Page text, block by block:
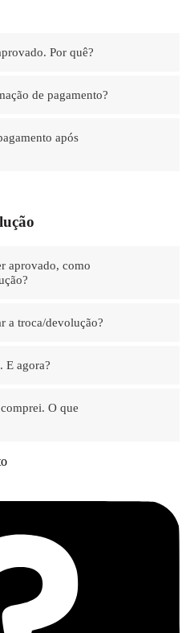
Por quê?
de pagamento?
após
aprovado, como
a troca/devolução?
E agora?
O que